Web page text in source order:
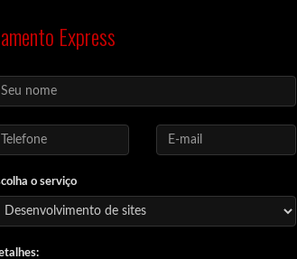
Express
o serviço